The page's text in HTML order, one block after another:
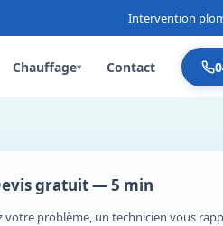
Intervention
Chauffage▾ Contact
gratuit — 5 min
votre problème, un technicien vous